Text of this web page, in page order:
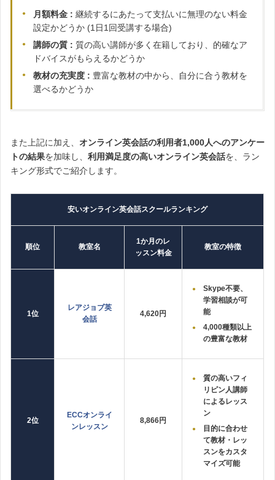
月額料金 : 継続するにあたって支払いに無理のない料金
設定かどうか (1日1回受講する場合)
講師の質 : 質の高い講師が多く在籍しており、的確なア
ドバイスがもらえるかどうか
教材の充実度 : 豊富な教材の中から、自分に合う教材を
選べるかどうか
また上記に加え、 オンライン英会話の利用者1,000人へのアンケー
トの結果を加味し、 利用満足度の高いオンライン英会話を、ラン
キング形式でご紹介します。
安いオンライン英会話スクールランキング
順位 教室名
1か月のレ
ッスン料金
教室の特徴
1位
レアジョブ英
会話
4,620円
Skype不要、
学習相談が可
能
4,000種類以上
の豊富な教材
2位
ECCオンライ
ンレッスン
8,866円
質の高いフィ
リピン人講師
によるレッス
ン
目的に合わせ
て教材・レッ
スンをカスタ
マイズ可能